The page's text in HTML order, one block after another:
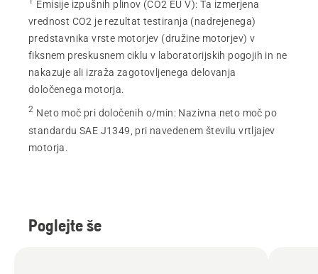
Emisije izpušnih plinov (CO2 EU V): Ta izmerjena
vrednost CO2 je rezultat testiranja (nadrejenega)
predstavnika vrste motorjev (družine motorjev) v
fiksnem preskusnem ciklu v laboratorijskih pogojih in ne
nakazuje ali izraža zagotovljenega delovanja
določenega motorja.
2 Neto moč pri določenih o/min: Nazivna neto moč po
standardu SAE J1349, pri navedenem številu vrtljajev
motorja.
Poglejte še